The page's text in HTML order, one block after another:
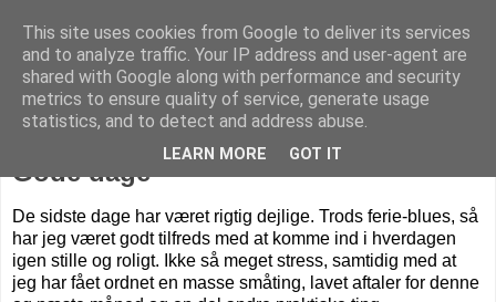
Livet på Vestegnen
Gode dage
De sidste dage har været rigtig dejlige. Trods ferie-blues, så
har jeg været godt tilfreds med at komme ind i hverdagen
igen stille og roligt. Ikke så meget stress, samtidig med at
jeg har fået ordnet en masse småting, lavet aftaler for denne
This site uses cookies from Google to deliver its services
and to analyze traffic. Your IP address and user-agent are
shared with Google along with performance and security
metrics to ensure quality of service, generate usage
statistics, and to detect and address abuse.
LEARN MORE GOT IT